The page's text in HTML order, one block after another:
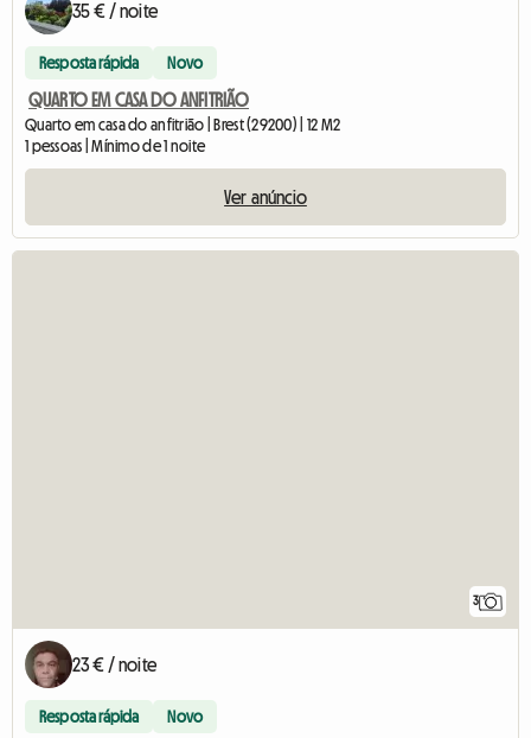
35 € / noite
Resposta rápida Novo
QUARTO EM CASA DO ANFITRIÃO
Quarto em casa do anfitrião | Brest (29200) | 12 M2
1 pessoas | Mínimo de 1 noite
Ver anúncio
3
23 € / noite
Resposta rápida Novo